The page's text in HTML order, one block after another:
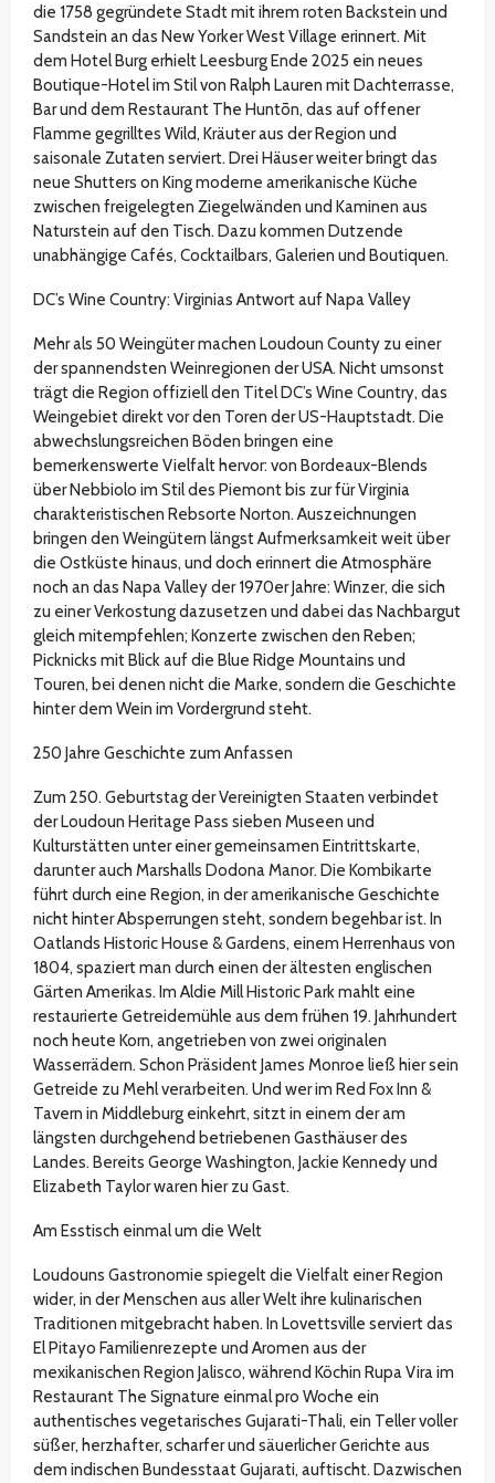
die 1758 gegründete Stadt mit ihrem roten Backstein und
Sandstein an das New Yorker West Village erinnert. Mit
dem Hotel Burg erhielt Leesburg Ende 2025 ein neues
Boutique-Hotel im Stil von Ralph Lauren mit Dachterrasse,
Bar und dem Restaurant The Huntōn, das auf offener
Flamme gegrilltes Wild, Kräuter aus der Region und
saisonale Zutaten serviert. Drei Häuser weiter bringt das
neue Shutters on King moderne amerikanische Küche
zwischen freigelegten Ziegelwänden und Kaminen aus
Naturstein auf den Tisch. Dazu kommen Dutzende
unabhängige Cafés, Cocktailbars, Galerien und Boutiquen.
DC’s Wine Country: Virginias Antwort auf Napa Valley
Mehr als 50 Weingüter machen Loudoun County zu einer
der spannendsten Weinregionen der USA. Nicht umsonst
trägt die Region offiziell den Titel DC’s Wine Country, das
Weingebiet direkt vor den Toren der US-Hauptstadt. Die
abwechslungsreichen Böden bringen eine
bemerkenswerte Vielfalt hervor: von Bordeaux-Blends
über Nebbiolo im Stil des Piemont bis zur für Virginia
charakteristischen Rebsorte Norton. Auszeichnungen
bringen den Weingütern längst Aufmerksamkeit weit über
die Ostküste hinaus, und doch erinnert die Atmosphäre
noch an das Napa Valley der 1970er Jahre: Winzer, die sich
zu einer Verkostung dazusetzen und dabei das Nachbargut
gleich mitempfehlen; Konzerte zwischen den Reben;
Picknicks mit Blick auf die Blue Ridge Mountains und
Touren, bei denen nicht die Marke, sondern die Geschichte
hinter dem Wein im Vordergrund steht.
250 Jahre Geschichte zum Anfassen
Zum 250. Geburtstag der Vereinigten Staaten verbindet
der Loudoun Heritage Pass sieben Museen und
Kulturstätten unter einer gemeinsamen Eintrittskarte,
darunter auch Marshalls Dodona Manor. Die Kombikarte
führt durch eine Region, in der amerikanische Geschichte
nicht hinter Absperrungen steht, sondern begehbar ist. In
Oatlands Historic House & Gardens, einem Herrenhaus von
1804, spaziert man durch einen der ältesten englischen
Gärten Amerikas. Im Aldie Mill Historic Park mahlt eine
restaurierte Getreidemühle aus dem frühen 19. Jahrhundert
noch heute Korn, angetrieben von zwei originalen
Wasserrädern. Schon Präsident James Monroe ließ hier sein
Getreide zu Mehl verarbeiten. Und wer im Red Fox Inn &
Tavern in Middleburg einkehrt, sitzt in einem der am
längsten durchgehend betriebenen Gasthäuser des
Landes. Bereits George Washington, Jackie Kennedy und
Elizabeth Taylor waren hier zu Gast.
Am Esstisch einmal um die Welt
Loudouns Gastronomie spiegelt die Vielfalt einer Region
wider, in der Menschen aus aller Welt ihre kulinarischen
Traditionen mitgebracht haben. In Lovettsville serviert das
El Pitayo Familienrezepte und Aromen aus der
mexikanischen Region Jalisco, während Köchin Rupa Vira im
Restaurant The Signature einmal pro Woche ein
authentisches vegetarisches Gujarati-Thali, ein Teller voller
süßer, herzhafter, scharfer und säuerlicher Gerichte aus
dem indischen Bundesstaat Gujarati, auftischt. Dazwischen